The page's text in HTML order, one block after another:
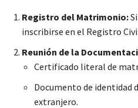
Registro del Matrimonio:
inscribirse en el Registro
Reunión de la
Certificado literal de
Documento de identidad
extranjero.